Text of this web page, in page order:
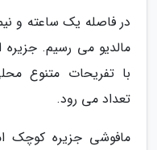
در فاصله یک ساعته و
مالدیو می رسیم.
با تفریحات متنوع
تعداد می رود.
مافوشی جزیره کوچک